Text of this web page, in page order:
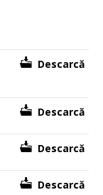
Descarcă
Descarcă
Descarcă
Descarcă